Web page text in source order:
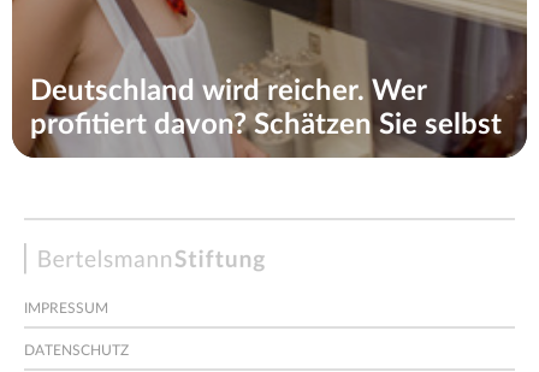
Deutschland wird reicher. Wer
profitiert davon? Schätzen Sie selbst
Bertelsmann
Stiftung
IMPRESSUM
DATENSCHUTZ